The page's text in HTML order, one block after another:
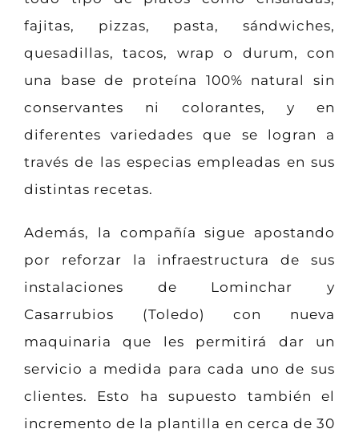
fajitas, pizzas, pasta, sándwiches,
quesadillas, tacos, wrap o durum, con
una base de proteína 100% natural sin
conservantes ni colorantes, y en
diferentes variedades que se logran a
través de las especias empleadas en sus
distintas recetas.
Además, la compañía sigue apostando
por reforzar la infraestructura de sus
instalaciones de Lominchar y
Casarrubios (Toledo) con nueva
maquinaria que les permitirá dar un
servicio a medida para cada uno de sus
clientes. Esto ha supuesto también el
incremento de la plantilla en cerca de 30